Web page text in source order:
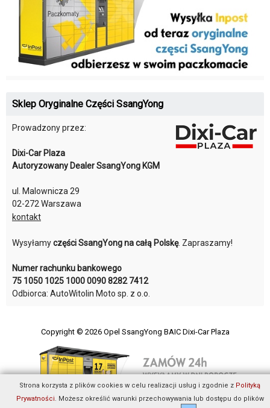
Sklep Oryginalne Części SsangYong
Prowadzony przez:
Dixi-Car Plaza
Autoryzowany Dealer SsangYong KGM
ul. Malownicza 29
02-272 Warszawa
kontakt
Wysyłamyczęści SsangYong na całą Polskę. Zapraszamy!
Numer rachunku bankowego
75 1050 1025 1000 0090 8282 7412
Odbiorca: AutoWitolin Moto sp. z o.o.
Copyright © 2026 Opel SsangYong BAIC Dixi-Car Plaza
Strona korzysta z plików cookies w celu realizacji usług i zgodnie z Polityką
Prywatności. Możesz określić warunki przechowywania lub dostępu do plików